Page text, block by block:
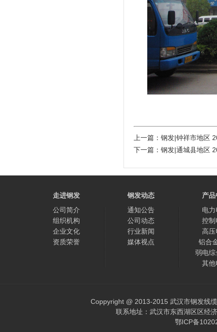
上一篇： 钢发|钟祥市地区
下一篇： 钢发|通城县地区
走进钢发
公司简介
组织机构
企业文化
资质荣誉
钢发动态
通知公告
公司动态
行业新闻
媒体视点
产
电
控制
高压
铝合
弱电
其他
Coppyright @ 2013-2015 武汉市钢发
联系地址：武汉市东西湖区区
鄂ICP备